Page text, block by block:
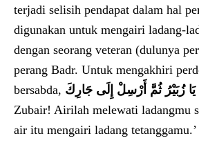
terjadi selisih pendapat dalam hal
digunakan untuk mengairi ladang-
dengan seorang veteran (dulunya
perang Badr. Untuk mengakhiri
bersabda, زُبَيْرُ ثُمَّ أَرْسِلْ إِلَى جَارِكَ
Zubair! Airilah melewati ladangmu
air itu mengairi ladang tetanggamu.’